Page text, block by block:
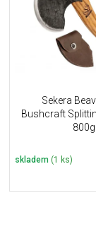
Sekera
Bushcraft
800g
skladem (1 ks)